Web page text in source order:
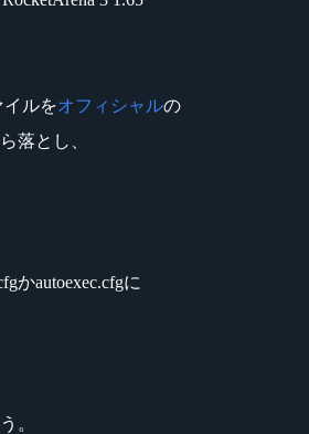
ルをオフィシャルの
落とし、
かautoexec.cfgに
。